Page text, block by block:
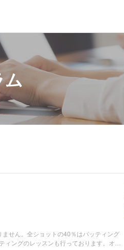
ム
せん。全ショットの40％はパッティング
ングのレッスンも行っております。オー